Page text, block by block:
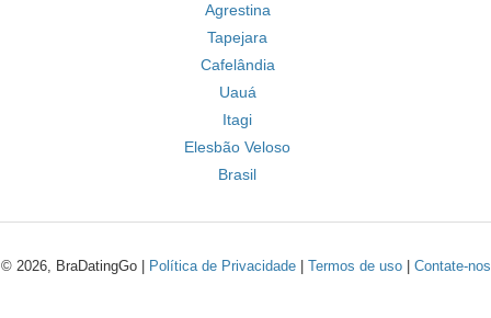
Agrestina
Tapejara
Cafelândia
Uauá
Itagi
Elesbão Veloso
Brasil
© 2026, BraDatingGo | Política de Privacidade| Termos de uso| Contate-nos